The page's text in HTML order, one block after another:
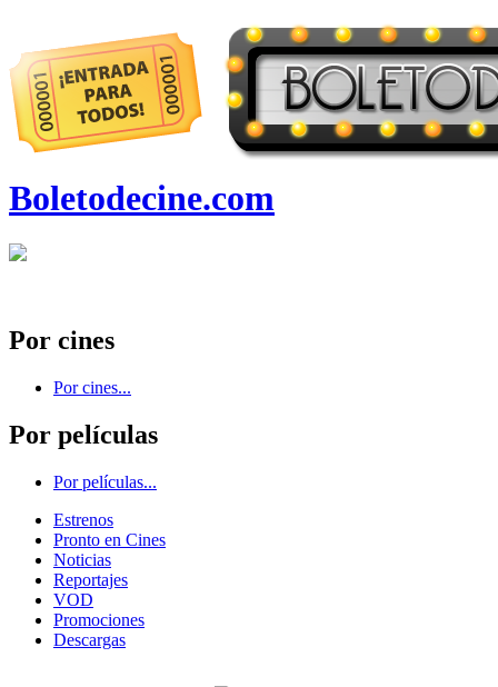
Boletodecine.com
Por cines
Por cines...
Por películas
Por películas...
Estrenos
Pronto en Cines
Noticias
Reportajes
VOD
Promociones
Descargas